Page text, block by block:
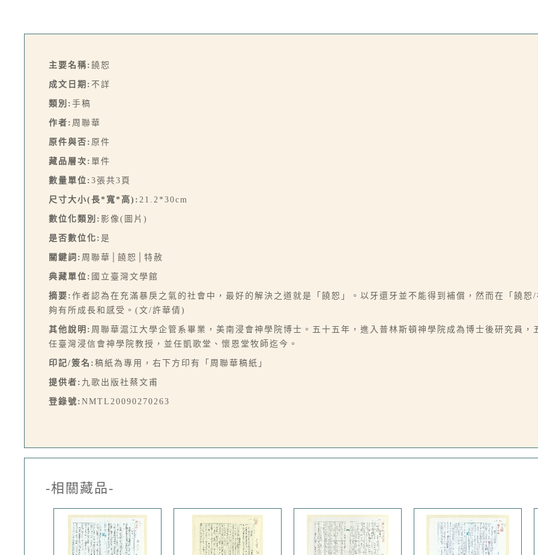
主要名稱: 饒恕
成文日期: 不詳
類別: 手稿
作者: 周聯華
原件與否: 原件
藏品層次: 單件
數量單位: 3張共3頁
尺寸大小(長*寬*高): 21.2*30cm
數位化類別: 影像(圖片)
是否數位化: 是
關鍵詞: 周聯華│饒恕│特赦
典藏單位: 國立臺灣文學館
摘要: 作者認為在充滿暴戾之氣的社會中，最好的解決之道就是「饒恕」。以牙還牙並不能得到補償，然而在「饒
夠有所成長和感受。(文/許華倩)
其他說明: 周聯華滬江大學企管系畢業，美南浸會神學院博士。五十五年，進入普林斯頓神學院成為博士後研究員
任臺灣浸信會神學院教授，並任凱歌堂、懷恩堂牧師迄今。
印記/簽名: 稿紙為專用，右下方印有「周聯華稿紙」
提供者: 九歌出版社蔡文甫
登錄號: NMTL20090270263
-相關藏品-